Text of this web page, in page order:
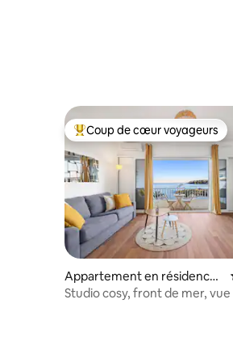
Coups de cœur voyageurs les
Coup de cœur voyageurs
Appartement en résidence ⋅
Antibes
Studio cosy, front de mer,